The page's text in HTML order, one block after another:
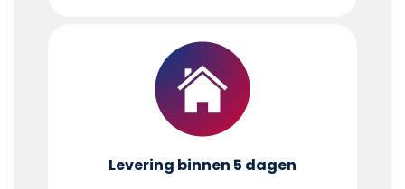
Levering binnen 5 dagen